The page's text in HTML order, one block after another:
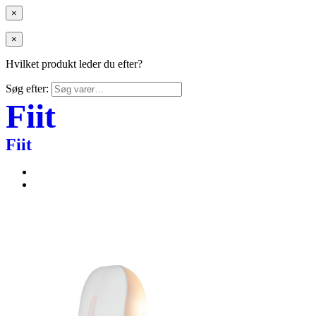
×
×
Hvilket produkt leder du efter?
Søg efter:
Fiit
Fiit